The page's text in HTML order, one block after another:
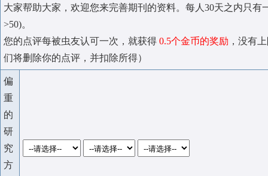
大家帮助大家，欢迎您来完善期刊的资料。每人30天之内只有
>50)。
您的点评每被虫友认可一次，就获得 0.5个金币的奖励 ，没有
们将删除你的点评，并扣除所得）
偏
重
的
研
究
方